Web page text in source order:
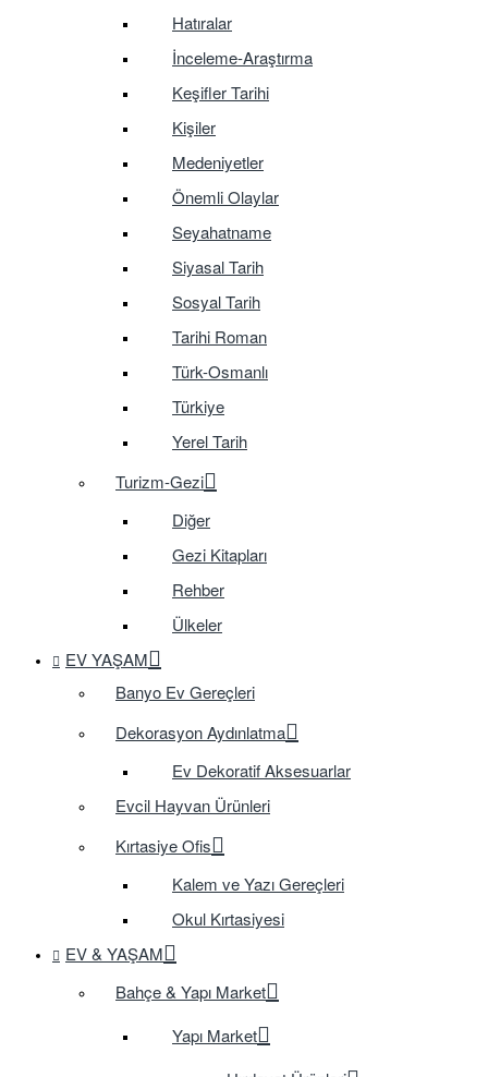
Hatıralar
İnceleme-Araştırma
Keşifler Tarihi
Kişiler
Medeniyetler
Önemli Olaylar
Seyahatname
Siyasal Tarih
Sosyal Tarih
Tarihi Roman
Türk-Osmanlı
Türkiye
Yerel Tarih
Turizm-Gezi
Diğer
Gezi Kitapları
Rehber
Ülkeler
EV YAŞAM
Banyo Ev Gereçleri
Dekorasyon Aydınlatma
Ev Dekoratif Aksesuarlar
Evcil Hayvan Ürünleri
Kırtasiye Ofis
Kalem ve Yazı Gereçleri
Okul Kırtasiyesi
EV & YAŞAM
Bahçe & Yapı Market
Yapı Market